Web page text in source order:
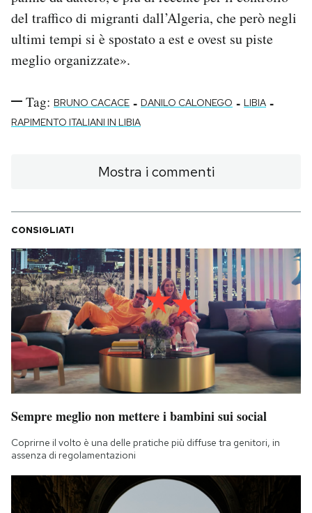
del traffico di migranti dall’Algeria, che però negli
ultimi tempi si è spostato a est e ovest su piste
meglio organizzate».
Tag: BRUNO CACACE - DANILO CALONEGO - LIBIA -
RAPIMENTO ITALIANI IN LIBIA
Mostra i commenti
CONSIGLIATI
Sempre meglio non mettere i bambini sui social
Coprirne il volto è una delle pratiche più diffuse tra genitori, in
assenza di regolamentazioni